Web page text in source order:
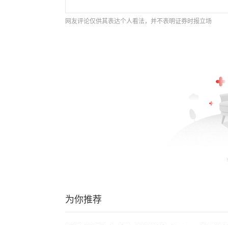
网友评论仅供其表达个人看法，并不表明证券时报立场
为你推荐